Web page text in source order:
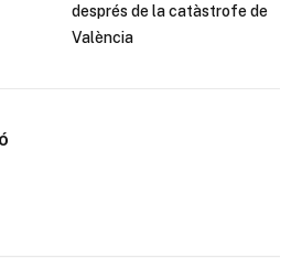
després de la catàstrofe de
València